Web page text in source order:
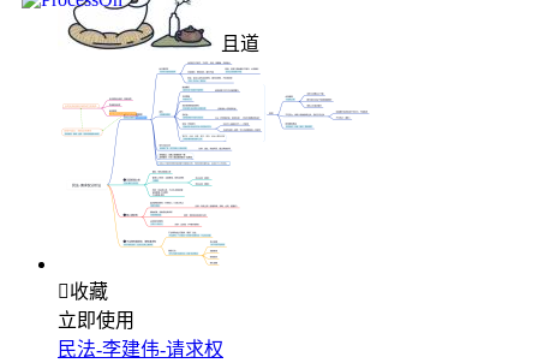
且道
收藏
立即使用
民法-李建伟-请求权